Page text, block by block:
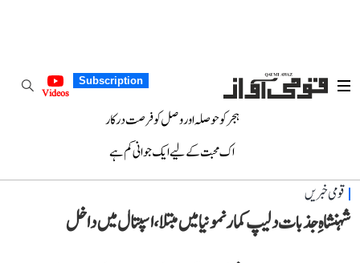
Subscription
Videos
ہجر کو حوصلہ اور وصل کو فرصت درکار
اک محبت کے لیے ایک جوانی کم ہے
قومی خبریں
شہنشاہِ جذبات دلیپ کمار نمونیا میں مبتلا، اسپتال میں داخل